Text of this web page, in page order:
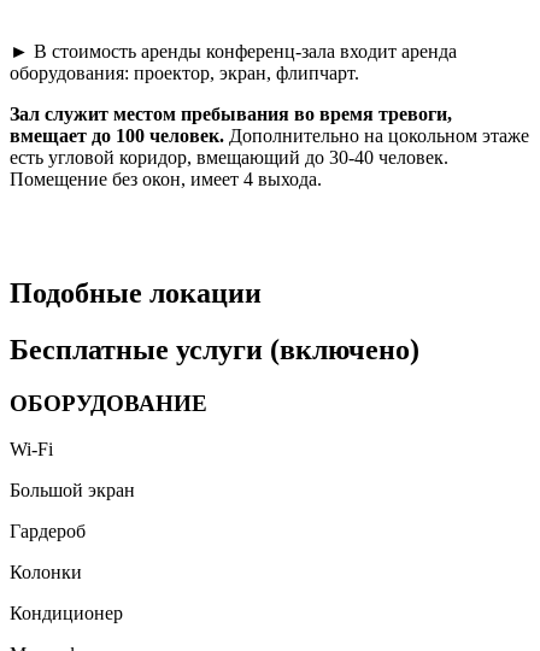
► В стоимость аренды конференц-зала входит аренда
оборудования: проектор, экран, флипчарт.
Зал служит местом пребывания во время тревоги,
вмещает до 100 человек. Дополнительно на цокольном этаже
есть угловой коридор, вмещающий до 30-40 человек.
Помещение без окон, имеет 4 выхода.
Подобные локации
Бесплатные услуги (включено)
ОБОРУДОВАНИЕ
Wi-Fi
Большой экран
Гардероб
Колонки
Кондиционер